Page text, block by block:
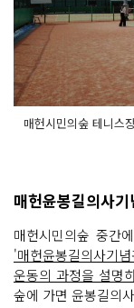
매헌시민의숲 테니스
매헌윤봉길의사기
매헌시민의숲 중간
'매헌윤봉길의사기
운동의 과정을 설명
숲에 가면 윤봉길의